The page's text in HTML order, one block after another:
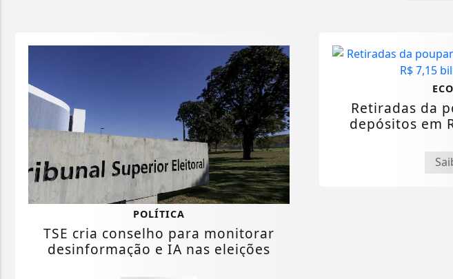
POLÍTICA
TSE cria conselho para monitorar
desinformação e IA nas eleições
Retiradas da
depósitos em